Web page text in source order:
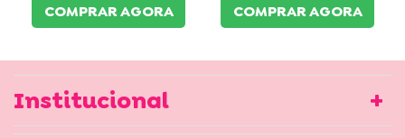
COMPRAR AGORA COMPRAR AGORA
Institucional